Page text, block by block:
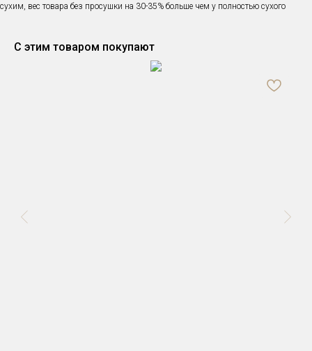
сухим, вес товара без просушки на 30-35% больше чем у полностью сухого
С этим товаром покупают